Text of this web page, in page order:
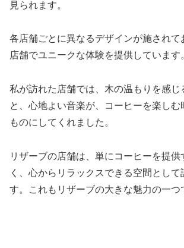
見られます。
各店舗ごとに異なるデザインが施されて
店舗でユニークな体験を提供しています
私が訪れた店舗では、木の温もりを感じ
と、心地よい音楽が、コーヒーを楽しむ
ものにしてくれました。
リザーブの店舗は、単にコーヒーを提供
く、心からリラックスできる空間として
す。これもリザーブの大きな魅力の一つ